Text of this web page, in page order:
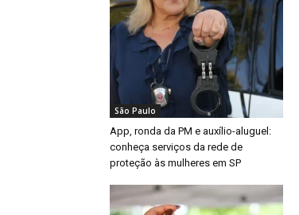
São Paulo
App, ronda da PM e auxílio-aluguel:
conheça serviços da rede de
proteção às mulheres em SP